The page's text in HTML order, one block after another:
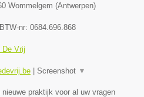
Wommelgem (Antwerpen)
BTW-nr: 0684.696.868
De Vrij
Screenshot ▼
praktijk voor al uw vragen